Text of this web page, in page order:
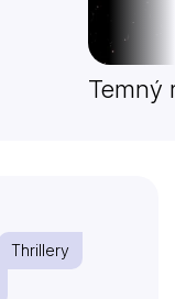
Temný
Thrillery